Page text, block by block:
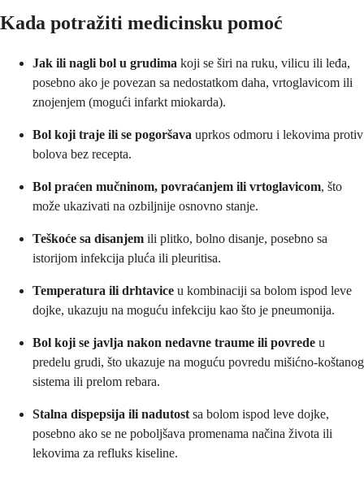
Kada potražiti medicinsku pomoć
Jak ili nagli bol u grudima koji se širi na ruku, vilicu ili leđa,
posebno ako je povezan sa nedostatkom daha, vrtoglavicom ili
znojenjem (mogući infarkt miokarda).
Bol koji traje ili se pogoršava uprkos odmoru i lekovima protiv
bolova bez recepta.
Bol praćen mučninom, povraćanjem ili vrtoglavicom, što
može ukazivati na ozbiljnije osnovno stanje.
Teškoće sa disanjem ili plitko, bolno disanje, posebno sa
istorijom infekcija pluća ili pleuritisa.
Temperatura ili drhtavice u kombinaciji sa bolom ispod leve
dojke, ukazuju na moguću infekciju kao što je pneumonija.
Bol koji se javlja nakon nedavne traume ili povrede u
predelu grudi, što ukazuje na moguću povredu mišićno-koštanog
sistema ili prelom rebara.
Stalna dispepsija ili nadutost sa bolom ispod leve dojke,
posebno ako se ne poboljšava promenama načina života ili
lekovima za refluks kiseline.